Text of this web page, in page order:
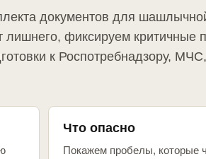
документов для
лишнего, фиксируем критичные
к Роспотребнадзору,
Что опасно
Покажем пробелы, которые